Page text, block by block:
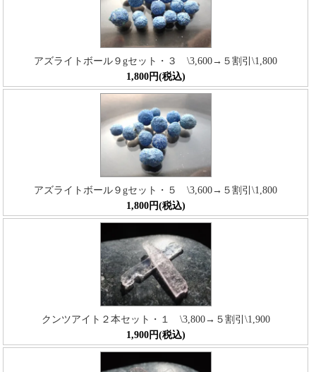
アズライトボール９gセット・３ \3,600→５割引\1,800
1,800円(税込)
アズライトボール９gセット・５ \3,600→５割引\1,800
1,800円(税込)
クンツアイト２本セット・１ \3,800→５割引\1,900
1,900円(税込)